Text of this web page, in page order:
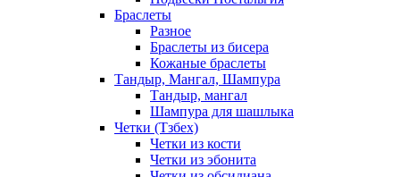
Браслеты
Разное
Браслеты из бисера
Кожаные браслеты
Тандыр, Мангал, Шампура
Тандыр, мангал
Шампура для шашлыка
Четки (Тзбех)
Четки из кости
Четки из эбонита